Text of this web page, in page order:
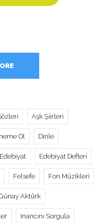
Aşk Şiirleri
Ol Dinle
Edebiyat Edebiyat Defteri
Felsefe Fon Müzikleri
Aktürk
Inancını Sorgula